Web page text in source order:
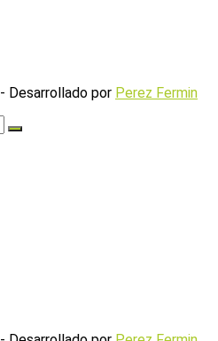
- Desarrollado por Perez Fermin